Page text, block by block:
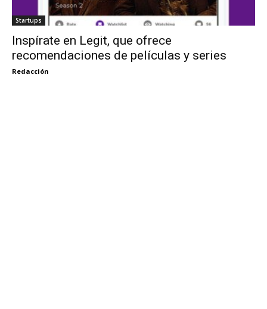
Startups
Inspírate en Legit, que ofrece
recomendaciones de películas y series
Redacción